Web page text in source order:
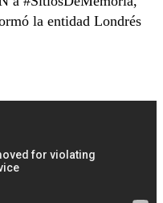
la entidad Londrés